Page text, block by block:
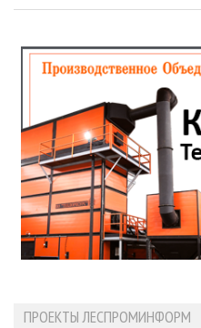
ПРОЕКТЫ ЛЕСПРОМИНФОРМ